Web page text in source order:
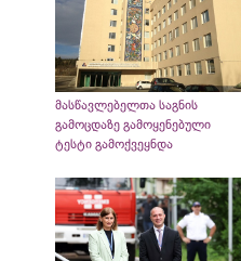
მასწავლებელთა საგნის
გამოცდაზე გამოყენებული
ტესტი გამოქვეყნდა